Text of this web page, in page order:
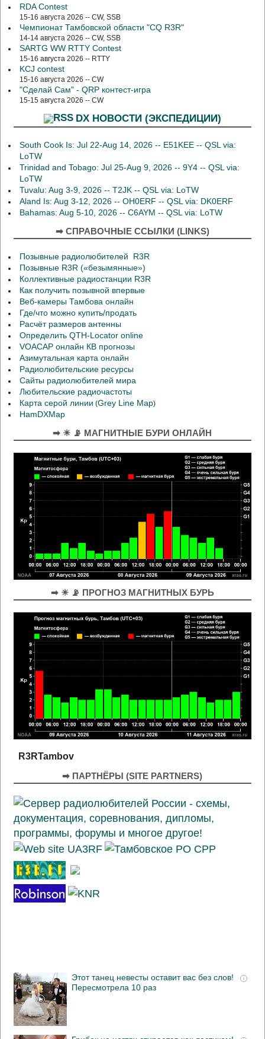
RDA Contest
15-16 августа 2026 -- CW, SSB
Чемпионат Тамбовской области "CQ R3R"
14-14 августа 2026 -- CW, SSB
SARTG WW RTTY Contest
15-16 августа 2026 -- RTTY
KCJ contest
15-16 августа 2026 -- CW
"Сделай Сам" - QRP контест-игра
15-15 августа 2026 -- CW
DX НОВОСТИ (ЭКСПЕДИЦИИ)
South Cook Is: Jul 22-Aug 14, 2026 -- E51KEE -- QSL via:
LoTW
Trinidad and Tobago: Jul 25-Aug 9, 2026 -- 9Y4 -- QSL via:
LoTW
Tuvalu: Aug 3-9, 2026 -- T2JK -- QSL via: LoTW
Aland Is: Aug 3-12, 2026 -- OH0ERF -- QSL via: DK0ERF
Bahamas: Aug 5-10, 2026 -- C6AYM -- QSL via: LoTW
➡ СПРАВОЧНЫЕ ССЫЛКИ (LINKS)
Позывные радиолюбителей R3R
Позывные R3R («безымянные»)
Коллективные радиостанции R3R
Как получить позывной впервые
Веб-камеры Тамбова онлайн
Где/что можно купить/продать
Расчёт размеров антенны
Определить QTH-Locator online
VOACAP онлайн КВ прогнозы
Азимутальная карта онлайн
Радиолюбительские ресурсы
Сайты радиолюбителей мира
Любительские радиочастоты
Карта серой линии (Grey Line Map)
HamDXMap
➡ ☀ 📡 МАГНИТНЫЕ БУРИ ОНЛАЙН
➡ ☀ 📡 ПРОГНОЗ МАГНИТНЫХ БУРЬ
R3RTambov
➡ ПАРТНЁРЫ (SITE PARTNERS)
i
Этот танец невесты оставит вас без слов!
Пересмотрела 10 раз